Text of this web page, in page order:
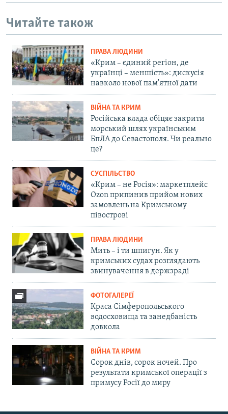
Читайте також
ПРАВА ЛЮДИНИ
«Крим – єдиний регіон, де
українці – меншість»: дискусія
навколо нової пам'ятної дати
ВІЙНА ТА КРИМ
Російська влада обіцяє закрити
морський шлях українським
БпЛА до Севастополя. Чи реально
це?
СУСПІЛЬСТВО
«Крим – не Росія»: маркетплейс
Ozon припинив прийом нових
замовлень на Кримському
півострові
ПРАВА ЛЮДИНИ
Мить – і ти шпигун. Як у
кримських судах розглядають
звинувачення в держзраді
ФОТОГАЛЕРЕЇ
Краса Сімферопольського
водосховища та занедбаність
довкола
ВІЙНА ТА КРИМ
Сорок днів, сорок ночей. Про
результати кримської операції з
примусу Росії до миру